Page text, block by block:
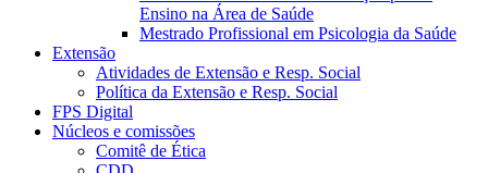
Ensino na Área de Saúde
Mestrado Profissional em Psicologia da Saúde
Extensão
Atividades de Extensão e Resp. Social
Política da Extensão e Resp. Social
FPS Digital
Núcleos e comissões
Comitê de Ética